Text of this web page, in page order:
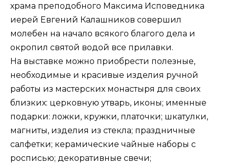
храма преподобного Максима Исповедника
иерей Евгений Калашников совершил
молебен на начало всякого благого дела и
окропил святой водой все прилавки.
На выставке можно приобрести полезные,
необходимые и красивые изделия ручной
работы из мастерских монастыря для своих
близких: церковную утварь, иконы; именные
подарки: ложки, кружки, платочки; шкатулки,
магниты, изделия из стекла; праздничные
салфетки; керамические чайные наборы с
росписью; декоративные свечи;